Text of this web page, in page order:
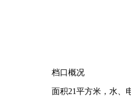
档口概况
面积21平方米，水、